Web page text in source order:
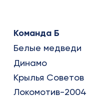
Команда Б
Белые медведи
Динамо
Крылья Советов
Локомотив-2004